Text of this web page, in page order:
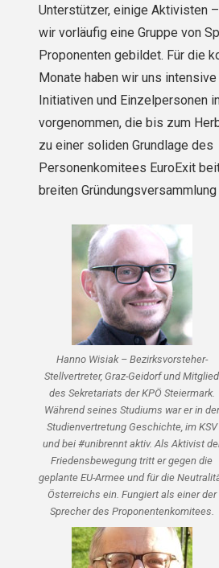
Unterstützer, einige Aktivisten
wir vorläufig eine Gruppe von
Proponenten gebildet. Für die
Monate haben wir uns
Initiativen und Einzelpersonen
vorgenommen, die bis zum
zu einer soliden Grundlage des
Personenkomitees EuroExit
breiten
Hanno Wisiak – Bezirksvorsteher-
Stellvertreter, Graz-Geidorf und Mitglied
des Sekretariats der KPÖ Steiermark.
Während seines Studiums war er in der
Studienvertretung Geschichte, im KSV
und bei #unibrennt aktiv. Als Aktivist
Friedensbewegung tritt er gegen die
geplante EU-Armee und für die
Österreichs ein. Fungiert als einer der
Sprecher des Proponentenkomitees.